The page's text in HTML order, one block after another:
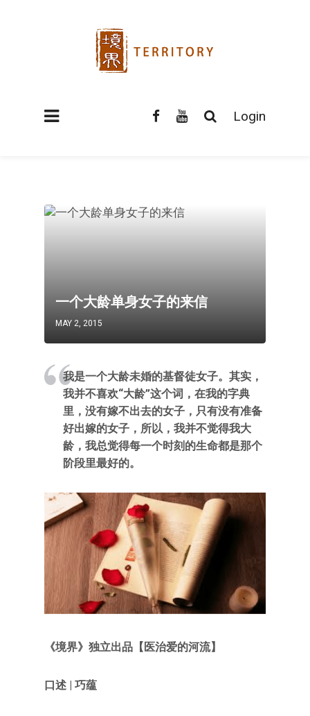
Login
一个大龄单身女子的来信
MAY 2, 2015
我是一个大龄未婚的基督徒女子。其实，
我并不喜欢“大龄”这个词，在我的字典
里，没有嫁不出去的女子，只有没有准备
好出嫁的女子，所以，我并不觉得我大
龄，我总觉得每一个时刻的生命都是那个
阶段里最好的。
《境界》独立出品【医治爱的河流】
口述 | 巧蕴